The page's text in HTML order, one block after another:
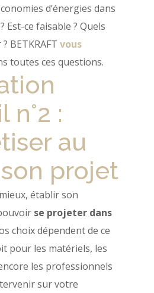
d’énergies dans
Est-ce faisable ? Quels
BETKRAFT vous
toutes ces questions.
n°2 :
au
projet
établir son
se projeter dans
choix dépendent de ce
pour les matériels, les
les professionnels
sur votre